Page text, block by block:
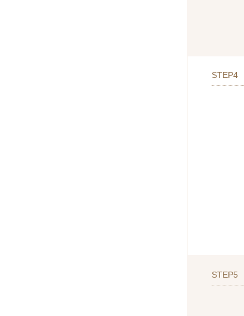
STEP4
STEP5